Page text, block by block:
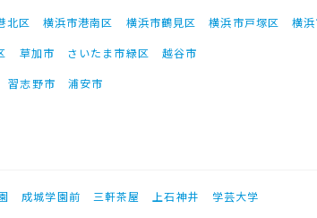
北区 横浜市港南区 横浜市鶴見区 横浜市戸塚区
横
草加市 さいたま市緑区
越谷市
習志野市 浦安市
成城学園前 三軒茶屋 上石神井
学芸大学